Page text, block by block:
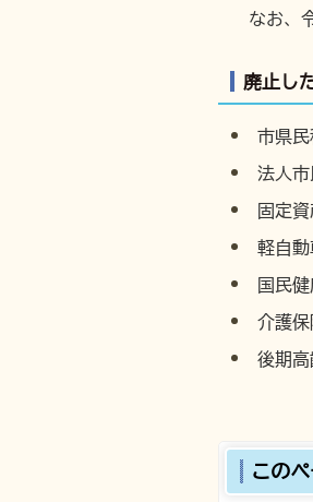
なお、
廃止し
市県民
法人市
固定
軽自動
国民
介護保
後期
この